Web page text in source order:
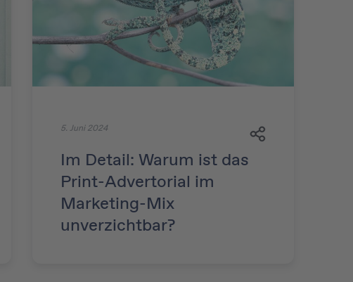
5. Juni 2024
Im Detail: Warum ist das
Print-Advertorial im
Marketing-Mix
unverzichtbar?